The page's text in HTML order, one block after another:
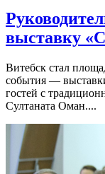
выставку
Витебск стал
события —
гостей с
Султаната Оман....